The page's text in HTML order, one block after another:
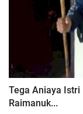
Tega Aniaya Istri
Raimanuk...